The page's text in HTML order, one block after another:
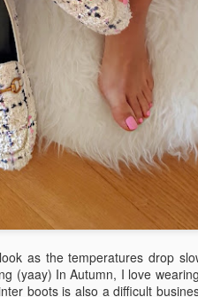
as the temperatures drop
(yaay) In Autumn, I love
boots is also a difficult